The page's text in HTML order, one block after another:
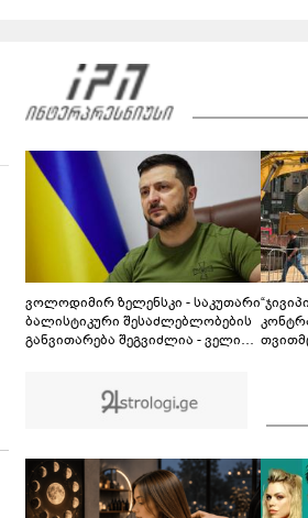
ტუ­რებ წარ­სულ­ში
00:45
"დღეს ლანას
დედამ გვთხოვა,
არქიმანდრიტი
ქსელში?
01:09
გიგა ავალიანის
ავრცელებს -
ვერ შევედი,
ვოლოდიმირ ზელენსკი - საკუთარი
ბალისტიკური შესაძლებლობების
განვითარება შეგვიძლია - ველით,